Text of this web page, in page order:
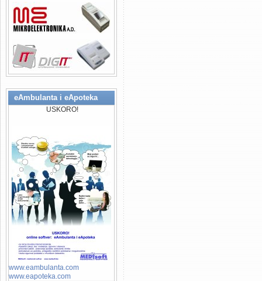
eAmbulanta i eApoteka
USKORO!
www.eambulanta.com
www.eapoteka.com